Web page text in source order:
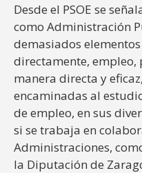
Desde el PSOE se
como Administración
demasiados
directamente, empleo,
manera directa y
encaminadas al
de empleo, en sus
si se trabaja en
Administraciones,
la Diputación de